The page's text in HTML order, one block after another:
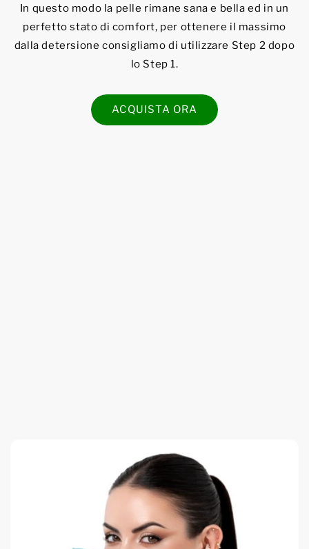
In questo modo la pelle rimane sana e bella ed in un
perfetto stato di comfort, per ottenere il massimo
dalla detersione consigliamo di utilizzare Step 2 dopo
lo Step 1.
ACQUISTA ORA